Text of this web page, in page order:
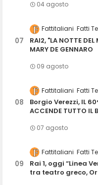
04 agosto
Fattitaliani Fatti
RAI2, "LA NOTTE
MARY DE GENNARO
09 agosto
Fattitaliani Fatti
Borgio Verezzi, IL
ACCENDE TUTTO IL
07 agosto
Fattitaliani Fatti
Rai 1, oggi “Linea
tra teatro greco,